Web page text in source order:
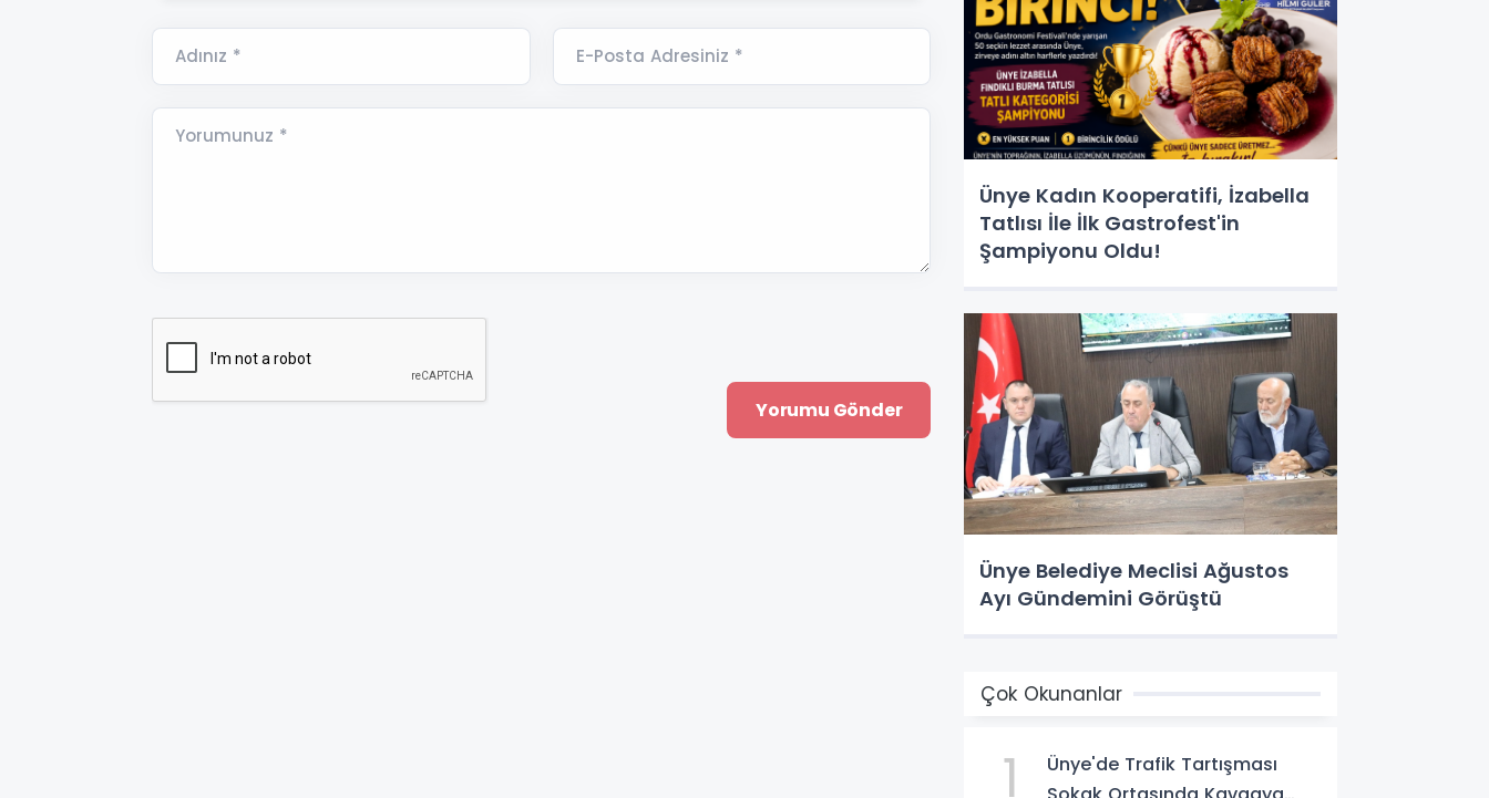
Adınız * E-Posta Adresiniz *
Yorumunuz *
Ünye Kadın Kooperatifi, İzabella
Tatlısı İle İlk Gastrofest'in
Şampiyonu Oldu!
Ünye Belediye Meclisi Ağustos
Ayı Gündemini Görüştü
Çok Okunanlar
1
Ünye'de Trafik Tartışması